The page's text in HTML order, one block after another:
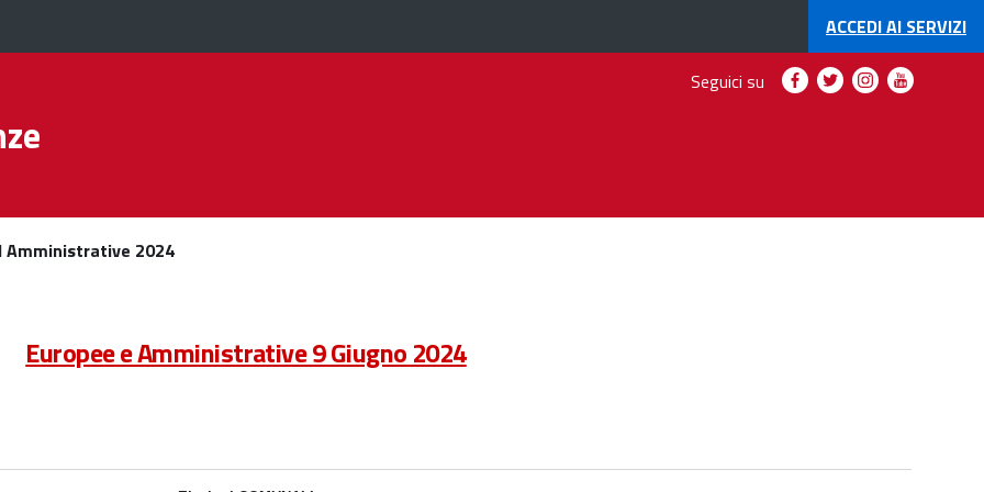
ACCEDI AI SERVIZI
Seguici su
SeguiciSeguiciSeguiciSeguici
Amministrative 2024
Europee e Amministrative 9 Giugno 2024